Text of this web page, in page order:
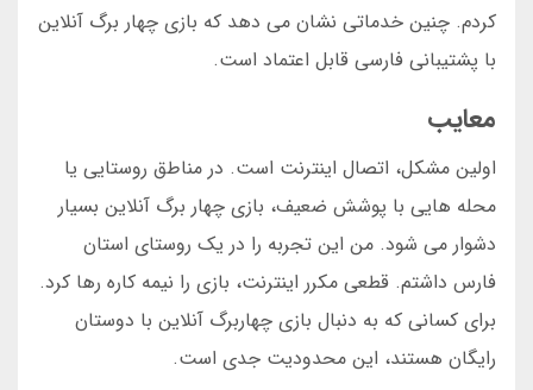
کردم. چنین خدماتی نشان می دهد که بازی چهار برگ آنلاین
با پشتیبانی فارسی قابل اعتماد است.
معایب
اولین مشکل، اتصال اینترنت است. در مناطق روستایی یا
محله هایی با پوشش ضعیف، بازی چهار برگ آنلاین بسیار
دشوار می شود. من این تجربه را در یک روستای استان
فارس داشتم. قطعی مکرر اینترنت، بازی را نیمه کاره رها کرد.
برای کسانی که به دنبال بازی چهاربرگ آنلاین با دوستان
رایگان هستند، این محدودیت جدی است.